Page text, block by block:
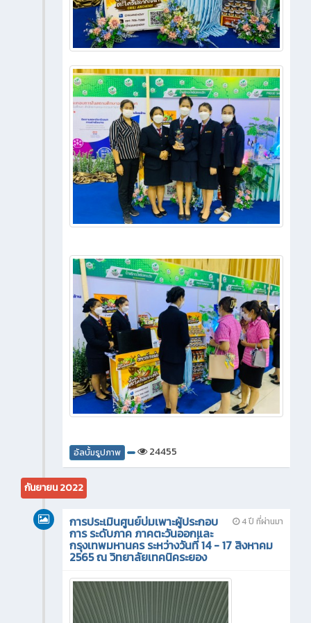
อัลบั้มรูปภาพ 24455
กันยายน 2022
4 ปี ที่ผ่านมา
การประเมินศูนย์บ่มเพาะผู้ประกอบ
การ ระดับภาค ภาคตะวันออกและ
กรุงเทพมหานคร ระหว่างวันที่ 14 - 17 สิงหาคม
2565 ณ วิทยาลัยเทคนิคระยอง